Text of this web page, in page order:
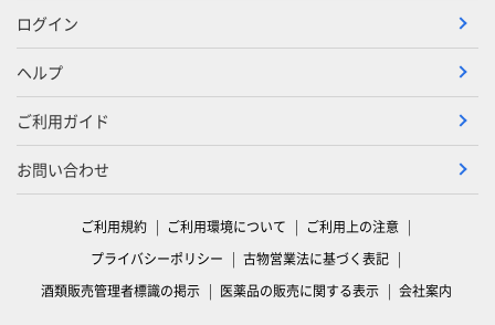
ログイン
ヘルプ
ご利用ガイド
お問い合わせ
ご利用規約 ご利用環境について
ご利用上の注意
プライバシーポリシー
古物営業法に基づく表記
酒類販売管理者標識の掲示
医薬品の販売に関する表示 会社案内